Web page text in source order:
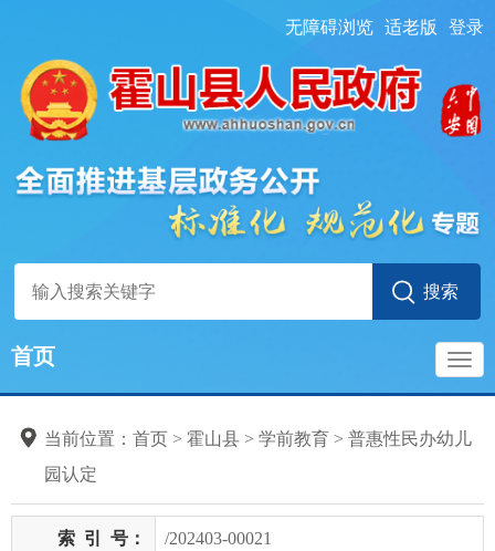
无障碍浏览 适老版 登录
首页
当前位置： 首页 > 霍山县 > 学前教育 > 普惠性民办幼儿
园认定
索 引 号： /202403-00021